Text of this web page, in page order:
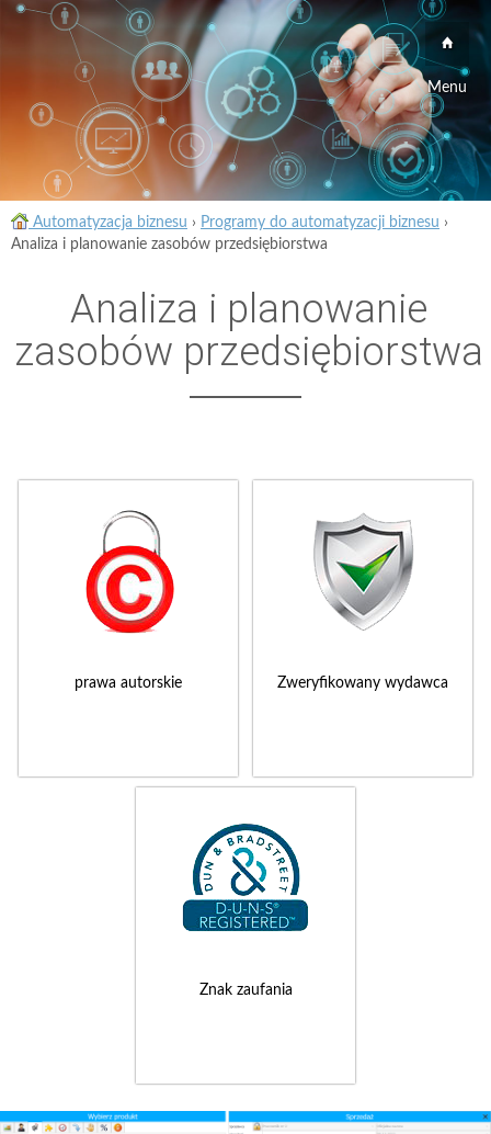
Menu
Automatyzacja biznesu › Programy do automatyzacji biznesu ›
Analiza i planowanie zasobów przedsiębiorstwa
Analiza i planowanie
zasobów przedsiębiorstwa
prawa autorskie Zweryfikowany wydawca
Znak zaufania